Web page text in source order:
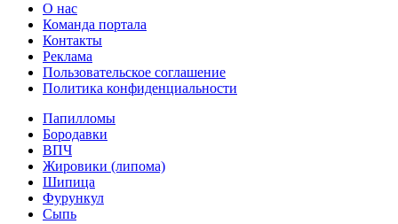
О нас
Команда портала
Контакты
Реклама
Пользовательское соглашение
Политика конфиденциальности
Папилломы
Бородавки
ВПЧ
Жировики (липома)
Шипица
Фурункул
Сыпь